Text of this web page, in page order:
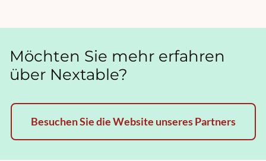
Möchten Sie mehr erfahren
über Nextable?
Besuchen Sie die Website unseres Partners